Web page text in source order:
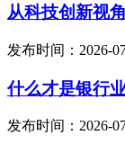
从科技创新视
发布时间：2026-
什么才是银行
发布时间：2026-